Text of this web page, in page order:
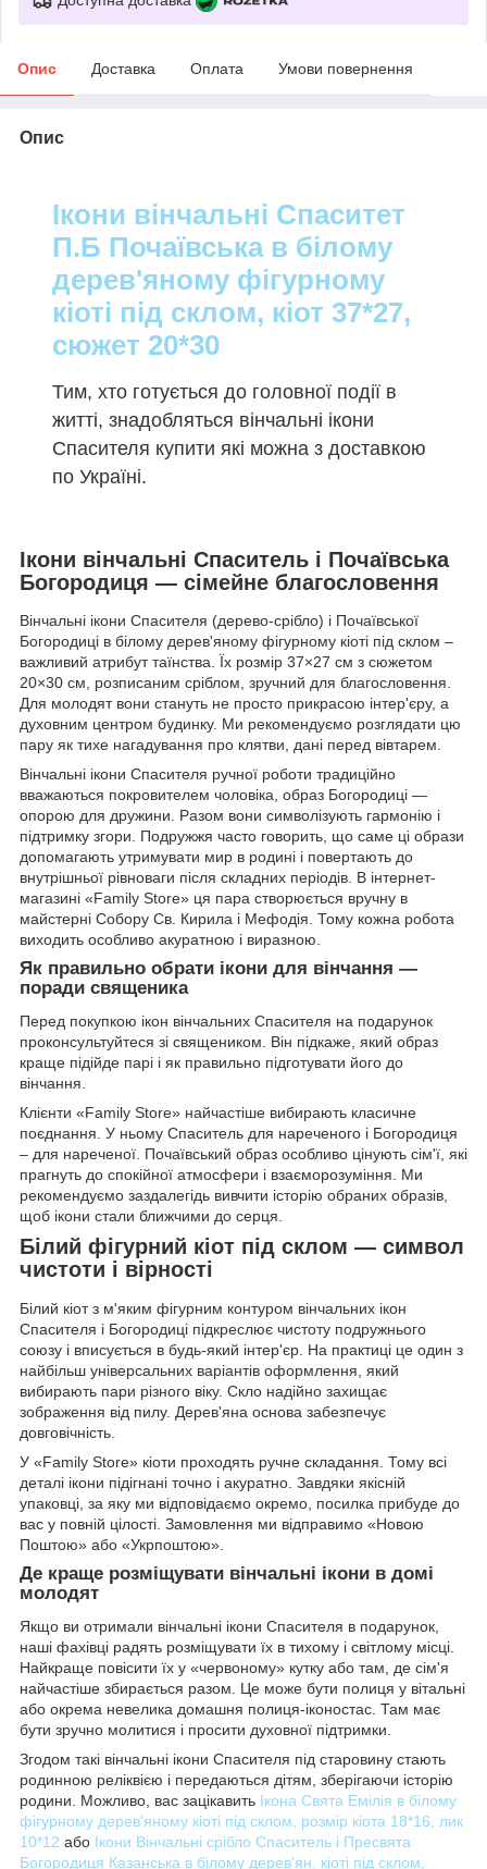
Опис Доставка Оплата Умови повернення
Опис
Ікони вінчальні Спаситет
П.Б Почаївська в білому
дерев'яному фігурному
кіоті під склом, кіот 37*27,
сюжет 20*30
Тим, хто готується до головної події в
житті, знадобляться вінчальні ікони
Спасителя купити які можна з доставкою
по Україні.
Ікони вінчальні Спаситель і Почаївська
Богородиця — сімейне благословення
Вінчальні ікони Спасителя (дерево-срібло) і Почаївської
Богородиці в білому дерев'яному фігурному кіоті під склом –
важливий атрибут таїнства. Їх розмір 37×27 см з сюжетом
20×30 см, розписаним сріблом, зручний для благословення.
Для молодят вони стануть не просто прикрасою інтер'єру, а
духовним центром будинку. Ми рекомендуємо розглядати цю
пару як тихе нагадування про клятви, дані перед вівтарем.
Вінчальні ікони Спасителя ручної роботи традиційно
вважаються покровителем чоловіка, образ Богородиці —
опорою для дружини. Разом вони символізують гармонію і
підтримку згори. Подружжя часто говорить, що саме ці образи
допомагають утримувати мир в родині і повертають до
внутрішньої рівноваги після складних періодів. В інтернет-
магазині «Family Store» ця пара створюється вручну в
майстерні Собору Св. Кирила і Мефодія. Тому кожна робота
виходить особливо акуратною і виразною.
Як правильно обрати ікони для вінчання —
поради священика
Перед покупкою ікон вінчальних Спасителя на подарунок
проконсультуйтеся зі священиком. Він підкаже, який образ
краще підійде парі і як правильно підготувати його до
вінчання.
Клієнти «Family Store» найчастіше вибирають класичне
поєднання. У ньому Спаситель для нареченого і Богородиця
– для нареченої. Почаївський образ особливо цінують сім'ї, які
прагнуть до спокійної атмосфери і взаєморозуміння. Ми
рекомендуємо заздалегідь вивчити історію обраних образів,
щоб ікони стали ближчими до серця.
Білий фігурний кіот під склом — символ
чистоти і вірності
Білий кіот з м'яким фігурним контуром вінчальних ікон
Спасителя і Богородиці підкреслює чистоту подружнього
союзу і вписується в будь-який інтер'єр. На практиці це один з
найбільш універсальних варіантів оформлення, який
вибирають пари різного віку. Скло надійно захищає
зображення від пилу. Дерев'яна основа забезпечує
довговічність.
У «Family Store» кіоти проходять ручне складання. Тому всі
деталі ікони підігнані точно і акуратно. Завдяки якісній
упаковці, за яку ми відповідаємо окремо, посилка прибуде до
вас у повній цілості. Замовлення ми відправимо «Новою
Поштою» або «Укрпоштою».
Де краще розміщувати вінчальні ікони в домі
молодят
Якщо ви отримали вінчальні ікони Спасителя в подарунок,
наші фахівці радять розміщувати їх в тихому і світлому місці.
Найкраще повісити їх у «червоному» кутку або там, де сім'я
найчастіше збирається разом. Це може бути полиця у вітальні
або окрема невелика домашня полиця-іконостас. Там має
бути зручно молитися і просити духовної підтримки.
Згодом такі вінчальні ікони Спасителя під старовину стають
родинною реліквією і передаються дітям, зберігаючи історію
родини. Можливо, вас зацікавить Ікона Свята Емілія в білому
фігурному дерев'яному кіоті під склом, розмір кіота 18*16, лик
10*12 або Ікони Вінчальні срібло Спаситель і Пресвята
Богородиця Казанська в білому дерев'ян. кіоті під склом,